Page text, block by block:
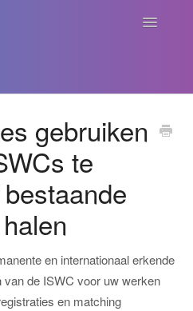
Navigatie
Creators
Labels
Publishers
gebruiken
te
en internationaal erkende
de ISWC voor uw werken
en matching